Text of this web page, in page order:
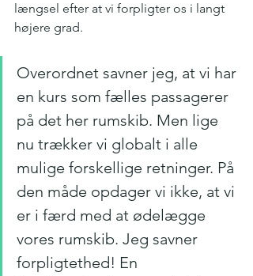
længsel efter at vi forpligter os i langt
højere grad.
Overordnet savner jeg, at vi har
en kurs som fælles passagerer
på det her rumskib. Men lige
nu trækker vi globalt i alle
mulige forskellige retninger. På
den måde opdager vi ikke, at vi
er i færd med at ødelægge
vores rumskib. Jeg savner
forpligtethed! En